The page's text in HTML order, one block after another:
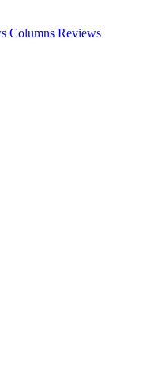
Columns Reviews